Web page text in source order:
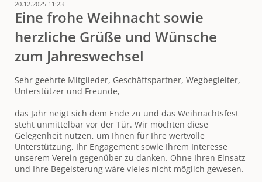
-
Jubiläumsjahr
unseres
Vereines
20.12.2025 11:23
Eine frohe Weihnacht sowie
herzliche Grüße und Wünsche
zum Jahreswechsel
Sehr geehrte Mitglieder, Geschäftspartner, Wegbegleiter,
Unterstützer und Freunde,
das Jahr neigt sich dem Ende zu und das Weihnachtsfest
steht unmittelbar vor der Tür. Wir möchten diese
Gelegenheit nutzen, um Ihnen für Ihre wertvolle
Unterstützung, Ihr Engagement sowie Ihrem Interesse
unserem Verein gegenüber zu danken. Ohne Ihren Einsatz
und Ihre Begeisterung wäre vieles nicht möglich gewesen.